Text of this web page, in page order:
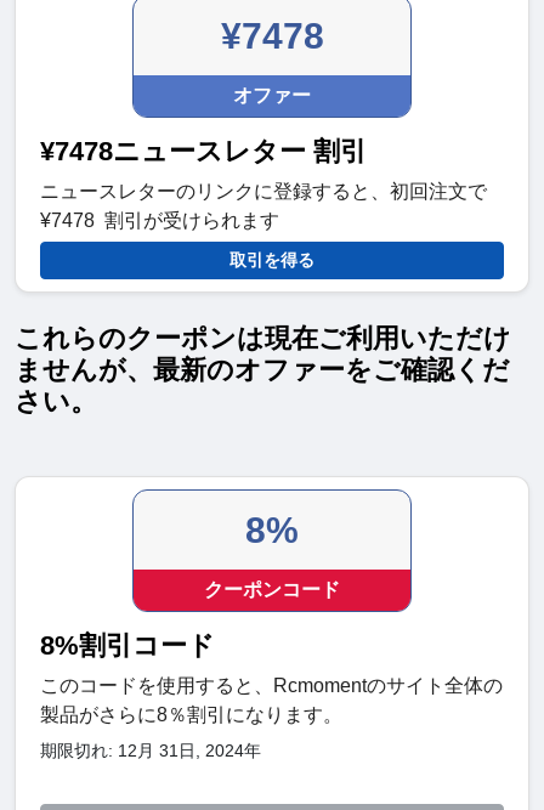
¥7478
オファー
¥7478ニュースレター 割引
ニュースレターのリンクに登録すると、初回注文で
¥7478 割引が受けられます
取引を得る
これらのクーポンは現在ご利用いただけ
ませんが、最新のオファーをご確認くだ
さい。
8%
クーポンコード
8%割引コード
このコードを使用すると、Rcmomentのサイト全体の
製品がさらに8％割引になります。
期限切れ: 12月 31日, 2024年